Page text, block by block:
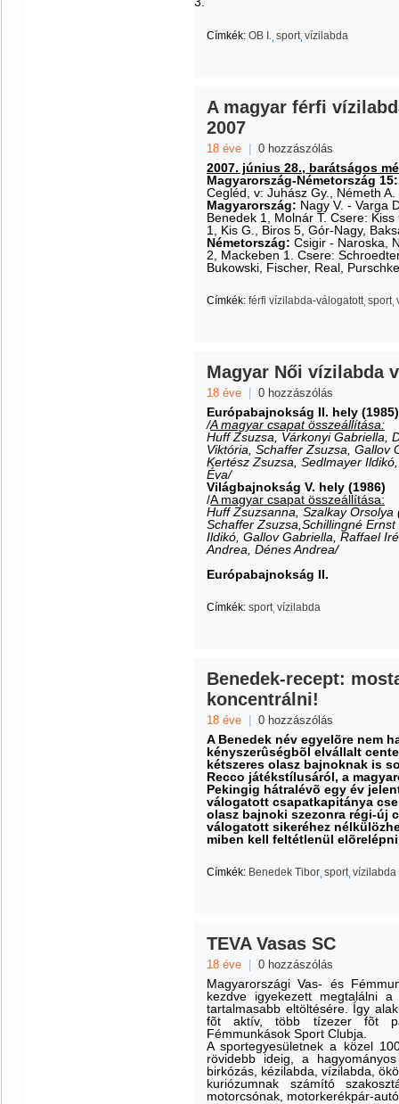
Címkék: OB I. sport vízilabda
A magyar férfi
2007
18 éve 0 hozzászólás
2007. június 28., barátságos
Magyarország-Németország
Cegléd, v: Juhász Gy., Németh A.
Magyarország: Nagy V. - Varga
Benedek 1, Molnár T. Csere:
1, Kis G., Biros 5, Gór-Nagy,
Németország: Csigir - Naroska,
2, Mackeben 1. Csere:
Bukowski, Fischer, Real,
Címkék: férfi vízilabda-válogatott sport
Magyar Női vízilabda
18 éve 0 hozzászólás
Európabajnokság II. hely (1985)
/A magyar csapat összeállítása:
Huff Zsuzsa, Várkonyi Gabriella,
Viktória, Schaffer Zsuzsa, Gallov
Kertész Zsuzsa, Sedlmayer
Éva/
Világbajnokság V. hely (1986)
/A magyar csapat összeállítása:
Huff Zsuzsanna, Szalkay
Schaffer Zsuzsa,Schillingné
Ildikó, Gallov Gabriella, Raffael
Andrea, Dénes Andrea/
Európabajnokság II.
Címkék: sport vízilabda
Benedek-recept:
koncentrálni!
18 éve 0 hozzászólás
A Benedek név egyelõre nem
kényszerûségbõl elvállalt
kétszeres olasz bajnoknak is
Recco játékstílusáról, a
Pekingig hátralévõ egy év
válogatott csapatkapitánya
olasz bajnoki szezonra régi-új
válogatott sikeréhez
miben kell feltétlenül
Címkék: Benedek Tibor sport vízilabda
TEVA Vasas SC
18 éve 0 hozzászólás
Magyarországi Vas- és
kezdve igyekezett megtalálni
tartalmasabb eltöltésére. Így
fõt aktív, több tízezer fõt
Fémmunkások Sport Clubja.
A sportegyesületnek a közel
rövidebb ideig, a
birkózás, kézilabda, vízilabda,
kuriózumnak számító
motorcsónak, motorkerékpár-